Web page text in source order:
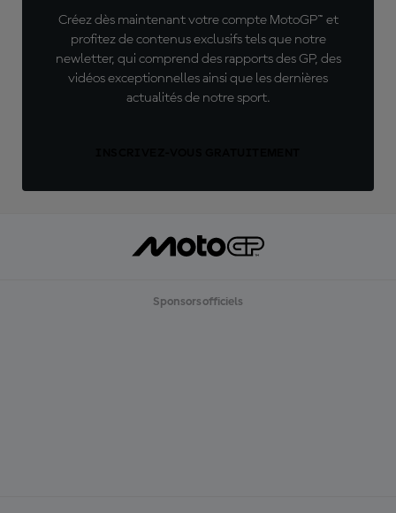
Créez dès maintenant votre compte MotoGP™ et
profitez de contenus exclusifs tels que notre
newletter, qui comprend des rapports des GP, des
vidéos exceptionnelles ainsi que les dernières
actualités de notre sport.
Sponsors officiels